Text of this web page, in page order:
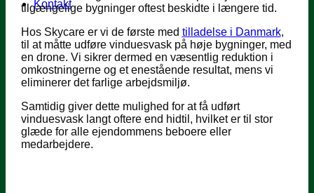
Kontakt
tilgængelige bygninger oftest beskidte i længere tid.
Hos Skycare er vi de første med tilladelse i Danmark,
til at måtte udføre vinduesvask på høje bygninger, med
en drone. Vi sikrer dermed en væsentlig reduktion i
omkostningerne og et enestående resultat, mens vi
eliminerer det farlige arbejdsmiljø.
Samtidig giver dette mulighed for at få udført
vinduesvask langt oftere end hidtil, hvilket er til stor
glæde for alle ejendommens beboere eller
medarbejdere.